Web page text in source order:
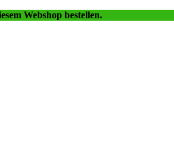
Webshop bestellen.